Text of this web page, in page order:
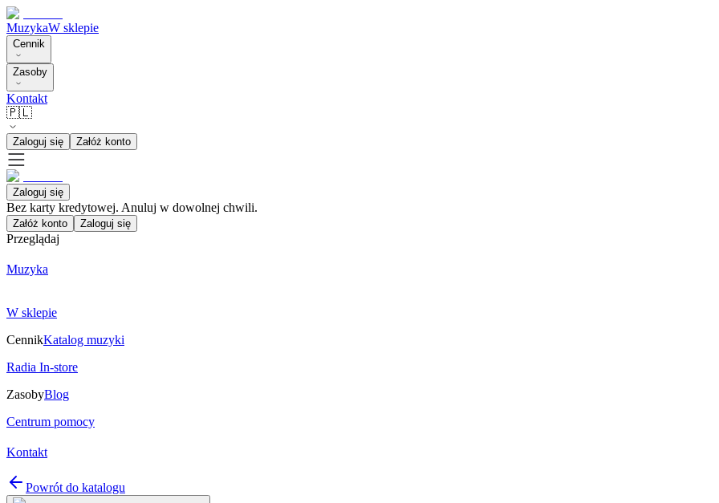
MuzykaW sklepie
Cennik
Zasoby
Kontakt
🇵🇱
Zaloguj się Załóż konto
Zaloguj się
Bez karty kredytowej. Anuluj w dowolnej chwili.
Załóż konto Zaloguj się
Przeglądaj
Muzyka
W sklepie
CennikKatalog muzyki
Radia In-store
ZasobyBlog
Centrum pomocy
Kontakt
Powrót do katalogu